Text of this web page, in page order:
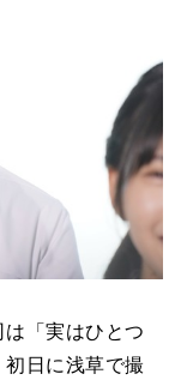
「実はひとつ
日に浅草で撮